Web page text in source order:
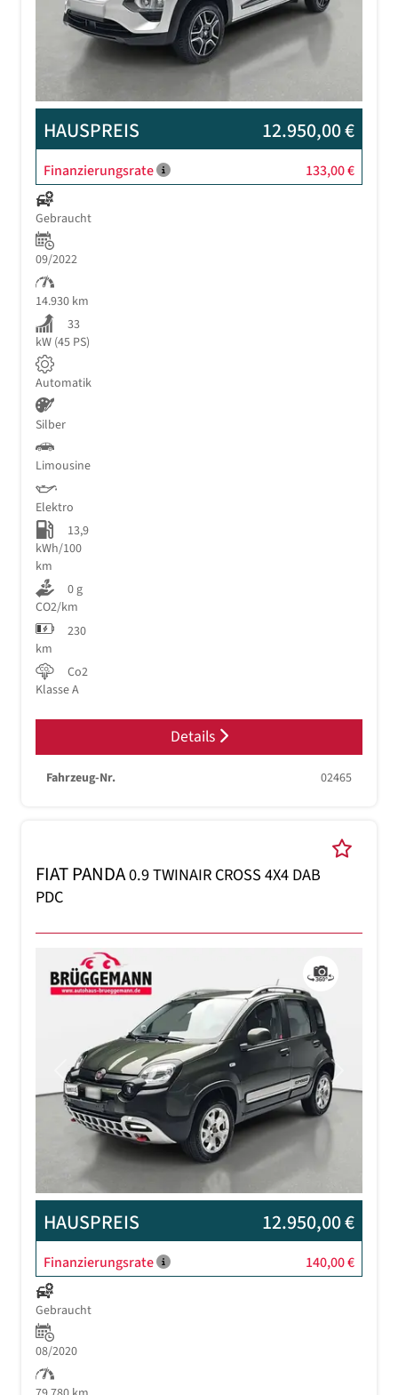
HAUSPREIS 12.950,00 €
Finanzierungsrate 133,00 €
Gebraucht
09/2022
14.930 km
33
kW (45 PS)
Automatik
Silber
Limousine
Elektro
13,9
kWh/100
km
0 g
CO2/km
230
km
Co2
Klasse A
Details
Fahrzeug-Nr. 02465
FIAT PANDA0.9 TWINAIR CROSS 4X4 DAB
PDC
Previous
HAUSPREIS 12.950,00 €
Finanzierungsrate 140,00 €
Gebraucht
08/2020